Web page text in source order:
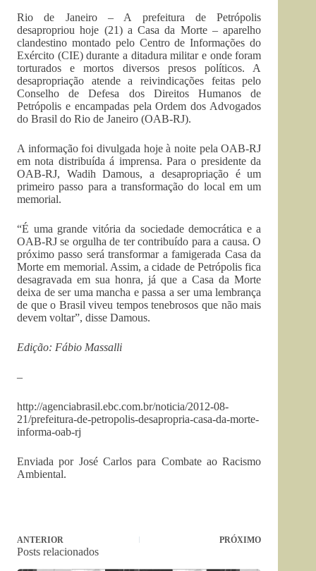
Rio de Janeiro – A prefeitura de Petrópolis
desapropriou hoje (21) a Casa da Morte – aparelho
clandestino montado pelo Centro de Informações do
Exército (CIE) durante a ditadura militar e onde foram
torturados e mortos diversos presos políticos. A
desapropriação atende a reivindicações feitas pelo
Conselho de Defesa dos Direitos Humanos de
Petrópolis e encampadas pela Ordem dos Advogados
do Brasil do Rio de Janeiro (OAB-RJ).
A informação foi divulgada hoje à noite pela OAB-RJ
em nota distribuída á imprensa. Para o presidente da
OAB-RJ, Wadih Damous, a desapropriação é um
primeiro passo para a transformação do local em um
memorial.
“É uma grande vitória da sociedade democrática e a
OAB-RJ se orgulha de ter contribuído para a causa. O
próximo passo será transformar a famigerada Casa da
Morte em memorial. Assim, a cidade de Petrópolis fica
desagravada em sua honra, já que a Casa da Morte
deixa de ser uma mancha e passa a ser uma lembrança
de que o Brasil viveu tempos tenebrosos que não mais
devem voltar”, disse Damous.
Edição: Fábio Massalli
–
http://agenciabrasil.ebc.com.br/noticia/2012-08-
21/prefeitura-de-petropolis-desapropria-casa-da-morte-
informa-oab-rj
Enviada por José Carlos para Combate ao Racismo
Ambiental.
ANTERIOR PRÓXIMO
Posts relacionados